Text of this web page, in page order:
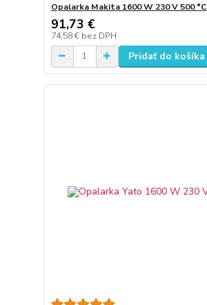
Opalarka Makita 1600 W 230 V 500 °C
91,73 €
74,58 € bez DPH
Pridať do košíka